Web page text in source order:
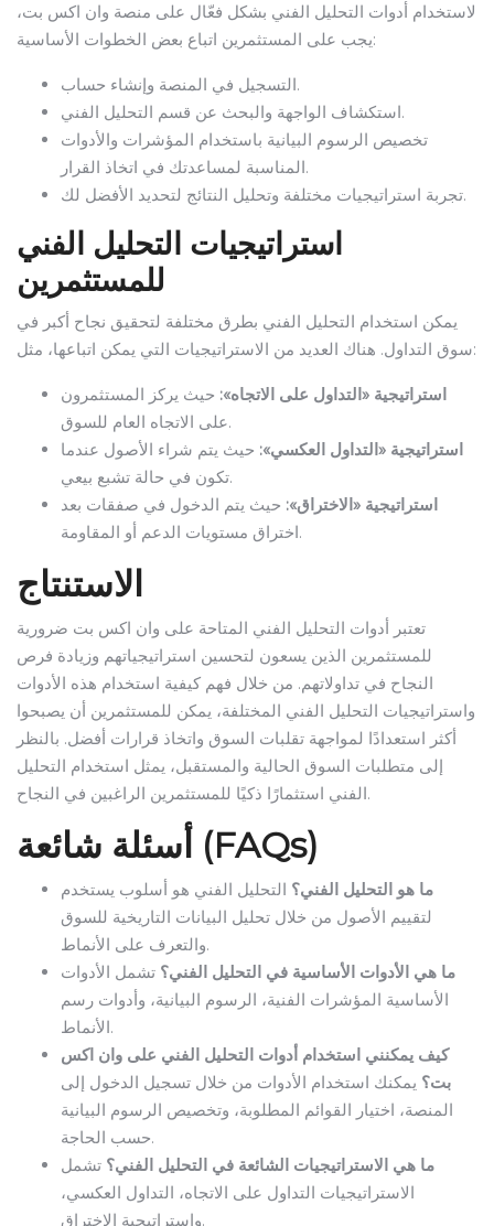
لاستخدام أدوات التحليل الفني بشكل فعّال على منصة وان اكس بت،
يجب على المستثمرين اتباع بعض الخطوات الأساسية:
التسجيل في المنصة وإنشاء حساب.
استكشاف الواجهة والبحث عن قسم التحليل الفني.
تخصيص الرسوم البيانية باستخدام المؤشرات والأدوات
المناسبة لمساعدتك في اتخاذ القرار.
تجربة استراتيجيات مختلفة وتحليل النتائج لتحديد الأفضل لك.
استراتيجيات التحليل الفني
للمستثمرين
يمكن استخدام التحليل الفني بطرق مختلفة لتحقيق نجاح أكبر في
سوق التداول. هناك العديد من الاستراتيجيات التي يمكن اتباعها، مثل:
استراتيجية «التداول على الاتجاه»: حيث يركز المستثمرون
على الاتجاه العام للسوق.
استراتيجية «التداول العكسي»: حيث يتم شراء الأصول عندما
تكون في حالة تشبع بيعي.
استراتيجية «الاختراق»: حيث يتم الدخول في صفقات بعد
اختراق مستويات الدعم أو المقاومة.
الاستنتاج
تعتبر أدوات التحليل الفني المتاحة على وان اكس بت ضرورية
للمستثمرين الذين يسعون لتحسين استراتيجياتهم وزيادة فرص
النجاح في تداولاتهم. من خلال فهم كيفية استخدام هذه الأدوات
واستراتيجيات التحليل الفني المختلفة، يمكن للمستثمرين أن يصبحوا
أكثر استعدادًا لمواجهة تقلبات السوق واتخاذ قرارات أفضل. بالنظر
إلى متطلبات السوق الحالية والمستقبل، يمثل استخدام التحليل
الفني استثمارًا ذكيًا للمستثمرين الراغبين في النجاح.
أسئلة شائعة (FAQs)
ما هو التحليل الفني؟ التحليل الفني هو أسلوب يستخدم
لتقييم الأصول من خلال تحليل البيانات التاريخية للسوق
والتعرف على الأنماط.
ما هي الأدوات الأساسية في التحليل الفني؟ تشمل الأدوات
الأساسية المؤشرات الفنية، الرسوم البيانية، وأدوات رسم
الأنماط.
كيف يمكنني استخدام أدوات التحليل الفني على وان اكس
بت؟ يمكنك استخدام الأدوات من خلال تسجيل الدخول إلى
المنصة، اختيار القوائم المطلوبة، وتخصيص الرسوم البيانية
حسب الحاجة.
ما هي الاستراتيجيات الشائعة في التحليل الفني؟ تشمل
الاستراتيجيات التداول على الاتجاه، التداول العكسي،
واستراتيجية الاختراق.